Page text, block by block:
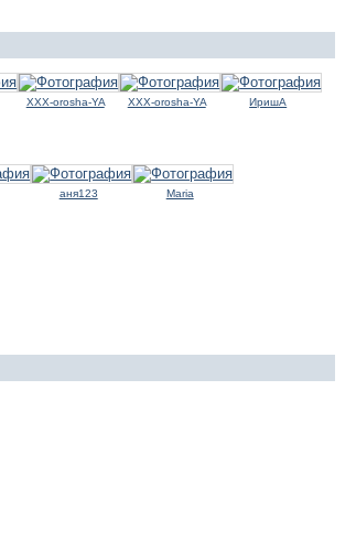
XXX-orosha-YA XXX-orosha-YA ИришА
аня123 Maria